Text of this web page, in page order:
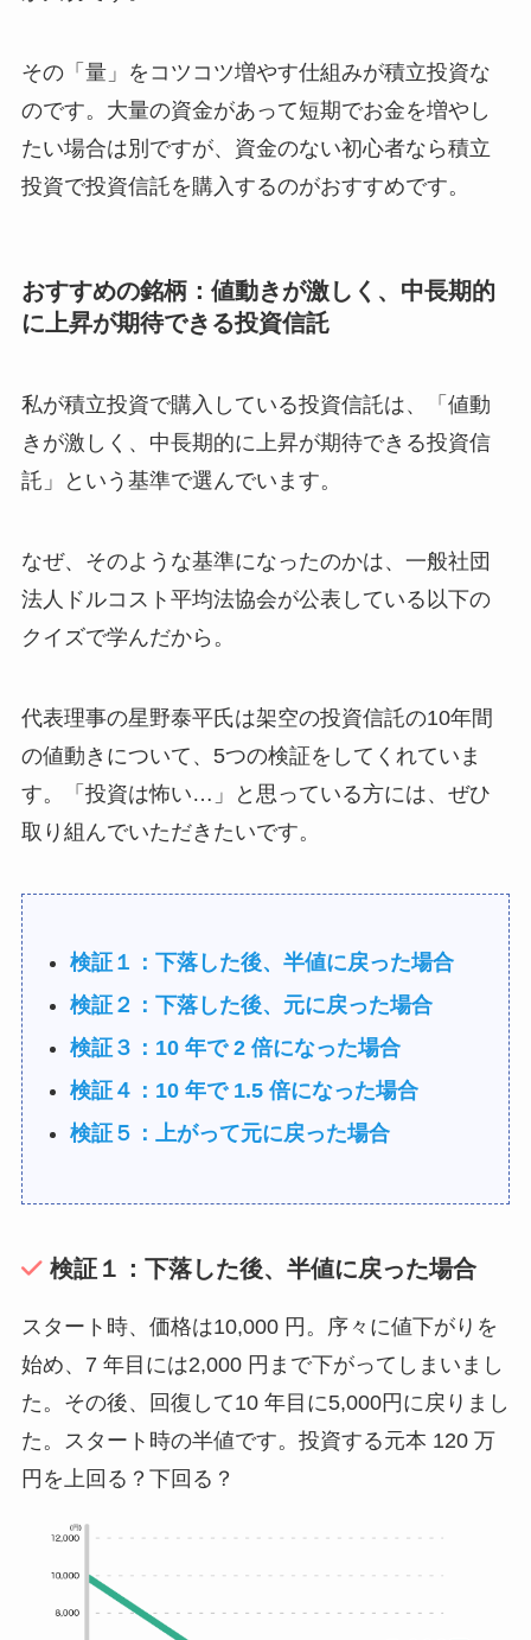
その「量」をコツコツ増やす仕組みが積立投資な
のです。大量の資金があって短期でお金を増やし
たい場合は別ですが、資金のない初心者なら積立
投資で投資信託を購入するのがおすすめです。
おすすめの銘柄：値動きが激しく、中長期的
に上昇が期待できる投資信託
私が積立投資で購入している投資信託は、「値動
きが激しく、中長期的に上昇が期待できる投資信
託」という基準で選んでいます。
なぜ、そのような基準になったのかは、一般社団
法人ドルコスト平均法協会が公表している以下の
クイズで学んだから。
代表理事の星野泰平氏は架空の投資信託の10年間
の値動きについて、5つの検証をしてくれていま
す。「投資は怖い…」と思っている方には、ぜひ
取り組んでいただきたいです。
検証１：下落した後、半値に戻った場合
検証２：下落した後、元に戻った場合
検証３：10 年で 2 倍になった場合
検証４：10 年で 1.5 倍になった場合
検証５：上がって元に戻った場合
検証１：下落した後、半値に戻った場合
スタート時、価格は10,000 円。序々に値下がりを
始め、7 年目には2,000 円まで下がってしまいまし
た。その後、回復して10 年目に5,000円に戻りまし
た。スタート時の半値です。投資する元本 120 万
円を上回る？下回る？